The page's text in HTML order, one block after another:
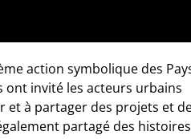
action symbolique des
ont invité les acteurs urbains
et à partager des projets et
partagé des histoires